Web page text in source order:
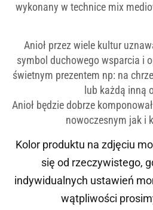
wykonany w technice mix
Anioł przez wiele kultur
symbol duchowego wsparcia i
świetnym prezentem np: na
lub każdą inną
Anioł będzie dobrze
nowoczesnym jak i
Kolor produktu na zdjęciu
się od rzeczywistego,
indywidualnych ustawień
wątpliwości